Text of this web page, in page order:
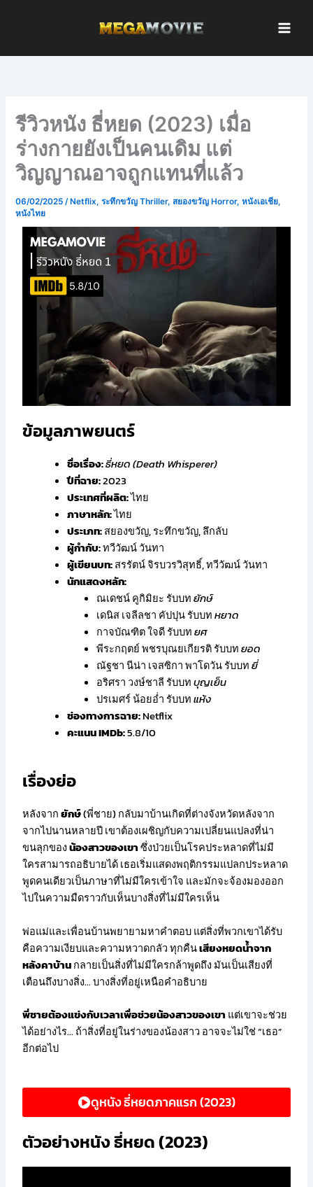
รีวิวหนัง ธี่หยด (2023) เมื่อ
ร่างกายยังเป็นคนเดิม แต่
วิญญาณอาจถูกแทนที่แล้ว
06/02/2025/ Netflix,ระทึกขวัญ Thriller, สยองขวัญ Horror,หนังเอเชีย,
หนังไทย
ข้อมูลภาพยนตร์
ชื่อเรื่อง:ธี่หยด (Death Whisperer)
ปีที่ฉาย:2023
ประเทศที่ผลิต:ไทย
ภาษาหลัก:ไทย
ประเภท:สยองขวัญ, ระทึกขวัญ, ลึกลับ
ผู้กำกับ:ทวีวัฒน์ วันทา
ผู้เขียนบท:สรรัตน์ จิรบวรวิสุทธิ์, ทวีวัฒน์ วันทา
นักแสดงหลัก:
ณเดชน์ คูกิมิยะ รับบทยักษ์
เดนิส เจลีลชา คัปปุน รับบทหยาด
กาจบัณฑิต ใจดี รับบทยศ
พีระกฤตย์ พชรบุณยเกียรติ รับบทยอด
ณัฐชา นีน่า เจสซิกา พาโดวัน รับบทยี่
อริศรา วงษ์ชาลี รับบทบุญเย็น
ปรเมศร์ น้อยอ่ำ รับบทแห้ง
ช่องทางการฉาย:Netflix
คะแนน IMDb:5.8/10
เรื่องย่อ
หลังจากยักษ์(พี่ชาย) กลับมาบ้านเกิดที่ต่างจังหวัดหลังจาก
จากไปนานหลายปี เขาต้องเผชิญกับความเปลี่ยนแปลงที่น่า
ขนลุกของน้องสาวของเขาซึ่งป่วยเป็นโรคประหลาดที่ไม่มี
ใครสามารถอธิบายได้ เธอเริ่มแสดงพฤติกรรมแปลกประหลาด
พูดคนเดียวเป็นภาษาที่ไม่มีใครเข้าใจ และมักจะจ้องมองออก
ไปในความมืดราวกับเห็นบางสิ่งที่ไม่มีใครเห็น
พ่อแม่และเพื่อนบ้านพยายามหาคำตอบ แต่สิ่งที่พวกเขาได้รับ
คือความเงียบและความหวาดกลัว ทุกคืนเสียงหยดน้ำจาก
หลังคาบ้านกลายเป็นสิ่งที่ไม่มีใครกล้าพูดถึง มันเป็นเสียงที่
เตือนถึงบางสิ่ง… บางสิ่งที่อยู่เหนือคำอธิบาย
พี่ชายต้องแข่งกับเวลาเพื่อช่วยน้องสาวของเขา แต่เขาจะช่วย
ได้อย่างไร… ถ้าสิ่งที่อยู่ในร่างของน้องสาว อาจจะไม่ใช่ “เธอ”
อีกต่อไป
ดูหนัง ธี่หยดภาคแรก (2023)
ตัวอย่างหนัง ธี่หยด (2023)